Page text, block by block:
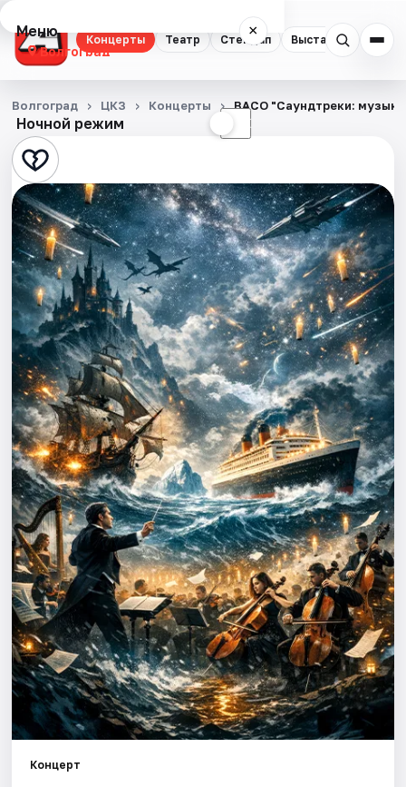
Концерты Театр Стендап Выставки
Меню ×
Волгоград
Концерты
Театр
Стендап
Выставки
Квесты
Экскурсии
Спорт
События
Города
Площадки
Артисты
Рейтинги
Ночной режим ☾
Волгоград ЦКЗ Концерты ВАСО "Саундтреки:
Концерт